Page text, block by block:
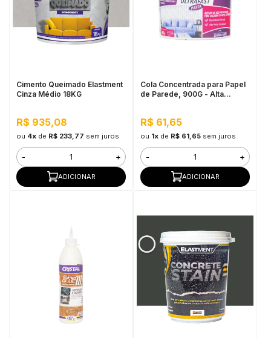
Cimento Queimado Elastment
Cinza Médio 18KG
R$ 935,08
ou 4xde R$ 233,77 sem juros
- +
ADICIONAR
Cola Concentrada para Papel
de Parede, 900G - Alta
R$ 61,65
ou 1xde R$ 61,65 sem juros
- +
ADICIONAR